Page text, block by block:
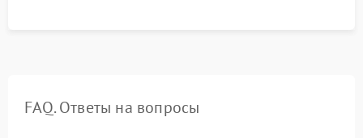
FAQ. Ответы на вопросы